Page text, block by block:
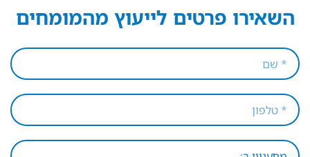
השאירו פרטים לייעוץ מהמומחים